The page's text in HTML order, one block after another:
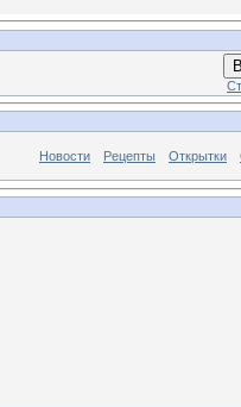
Новости Рецепты Открытки